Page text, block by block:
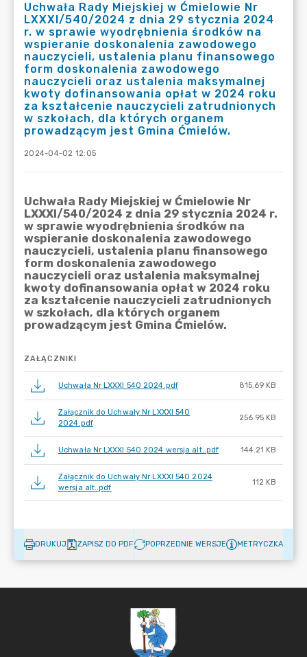
Uchwała Rady Miejskiej w Ćmielowie Nr
LXXXI/540/2024 z dnia 29 stycznia 2024
r. w sprawie wyodrębnienia środków na
wspieranie doskonalenia zawodowego
nauczycieli, ustalenia planu finansowego
form doskonalenia zawodowego
nauczycieli oraz ustalenia maksymalnej
kwoty dofinansowania opłat w 2024 roku
za kształcenie nauczycieli zatrudnionych
w szkołach, dla których organem
prowadzącym jest Gmina Ćmielów.
2024-04-02 12:05
ZAŁĄCZNIKI
Uchwała Nr LXXXI 540 2024.pdf 815.69 KB
Załącznik do Uchwały Nr LXXXI 540
2024.pdf
256.95 KB
Uchwała Nr LXXXI 540 2024 wersja alt..pdf 144.21 KB
Załącznik do Uchwały Nr LXXXI 540 2024
wersja alt..pdf
112 KB
DRUKUJ ZAPISZ DO PDF POPRZEDNIE WERSJE METRYCZKA